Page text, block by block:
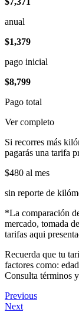
anual
$1,379
pago inicial
$8,799
Pago total
Ver completo
Si recorres más
pagarás una tarifa
$480 al mes
sin reporte de
*La comparación
mercado, tomada
tarifas aqui
Recuerda que tu
factores como:
Consulta términos
Previous
Next